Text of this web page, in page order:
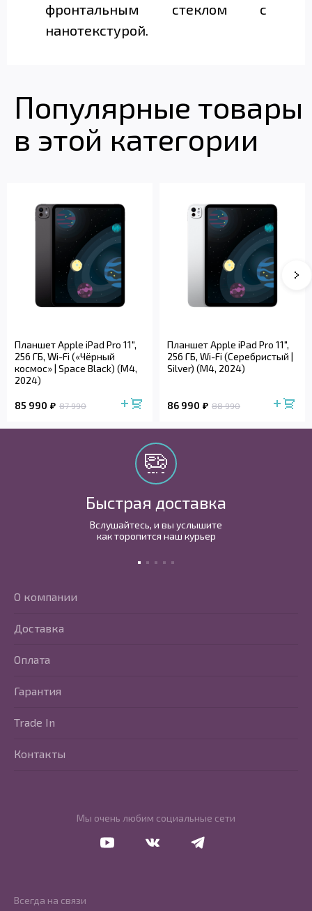
фронтальным стеклом с
нанотекстурой.
Популярные товары
в этой категории
Планшет Apple iPad Pro 11",
256 ГБ, Wi-Fi («Чёрный
космос» | Space Black) (M4,
2024)
85 990 87 990
Планшет Apple iPad Pro 11",
256 ГБ, Wi-Fi (Серебристый |
Silver) (M4, 2024)
86 990 88 990
Быстрая доставка
Вслушайтесь, и вы услышите
как торопится наш курьер
Мы очень любим социальные сети
О компании
Доставка
Оплата
Гарантия
Trade In
Контакты
Всегда на связи